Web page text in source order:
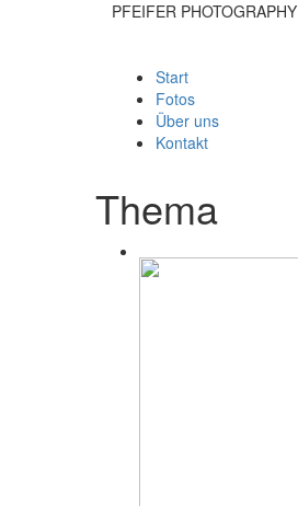
PFEIFER PHOTOGRAPHY
Start
Fotos
Über uns
Kontakt
Thema